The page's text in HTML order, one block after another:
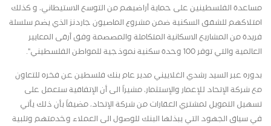
مساعدة الفلسطينين على حماية أراضيهم من التوسع الاستيطاني، و كذلك
امتلاكهم للشقق السكنية ضمن مشروع الماصيون جاردنز الذي يضم سلسلة
فريدة من المشاريع الاسكانية المتكاملة والمصصمة وفق أرقى المعايير
العالمية والتي توفر 100 وحدة سكنية نموذجية للمواطن الفلسطيني".
بدوره عبر السيد رشدي الغلاييني مدير عام بنك فلسطين عن فخره للتعاون
مع شركة الإتحاد للإعمار والإستثمار، مشيراً الى أن الإتفاقية ستعمل على
تسهيل التمويل لمشتري العقارات من شركة الإتحاد، مضيفاً بأن ذلك يأتي
في سياق الجهود التي يبذلها البنك للوصول الى العملاء وخدمتهم وتلبية